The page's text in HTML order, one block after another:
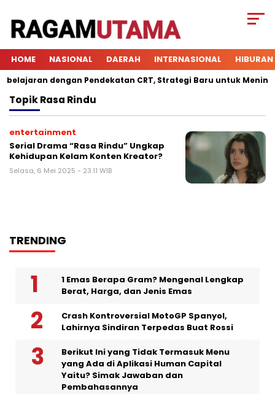
HOME NASIONAL DAERAH INTERNASIONAL HIBURAN
dengan Pendekatan CRT, Strategi Baru untuk
TopikRasa Rindu
entertainment
Serial Drama “Rasa Rindu” Ungkap
Kehidupan Kelam Konten Kreator?
Selasa, 6 Mei 2025 - 23:11 WIB
TRENDING
1 Emas Berapa Gram? Mengenal Lengkap
Berat, Harga, dan Jenis Emas
Crash Kontroversial MotoGP Spanyol,
Lahirnya Sindiran Terpedas Buat Rossi
Berikut Ini yang Tidak Termasuk Menu
yang Ada di Aplikasi Human Capital
Yaitu? Simak Jawaban dan
Pembahasannya